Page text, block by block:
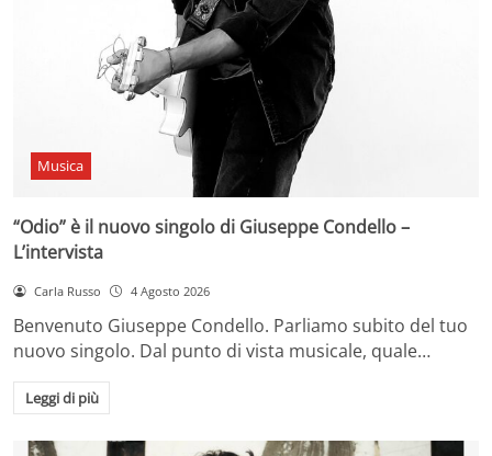
Musica
“Odio” è il nuovo singolo di Giuseppe Condello –
L’intervista
Carla Russo 4 Agosto 2026
Benvenuto Giuseppe Condello. Parliamo subito del tuo
nuovo singolo. Dal punto di vista musicale, quale…
Leggi di più